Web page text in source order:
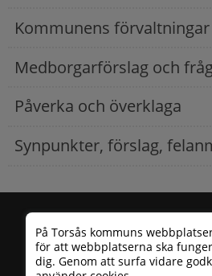
På Torsås kommuns
för att webbplatserna ska
dig. Genom att surfa vidare
Kommunens förvaltningar
Medborgarförslag och
Påverka och överklaga
Synpunkter, förslag,